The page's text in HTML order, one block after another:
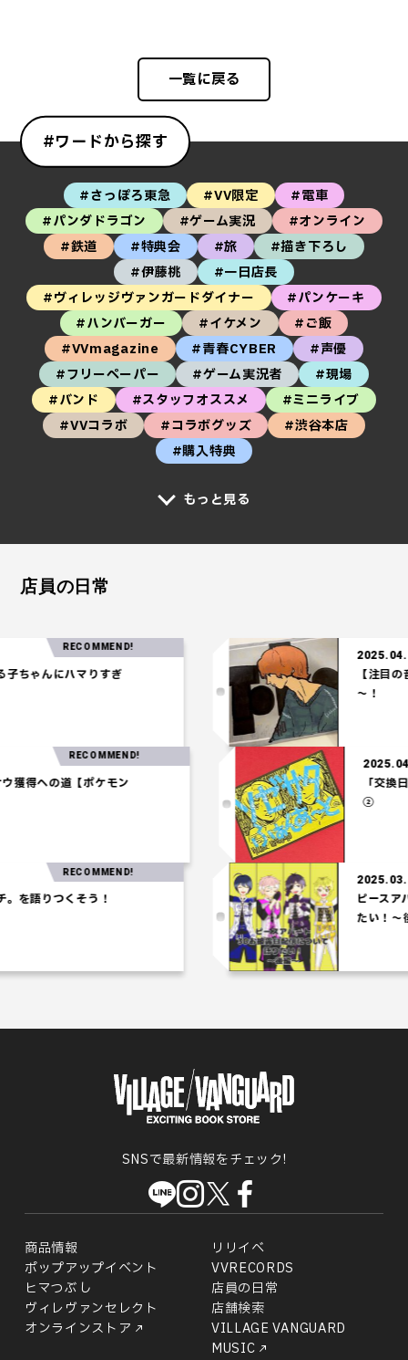
一覧に戻る
#ワードから探す
#さっぽろ東急 #VV限定
#電車
#パンダドラゴン
#ゲーム実況
#オンライン
#鉄道
#特典会 #旅
#描き下ろし
#伊藤桃
#一日店長
#ヴィレッジヴァンガードダイナー
#パンケーキ
#ハンバーガー
#イケメン
#ご飯
#VVmagazine
#青春CYBER
#声優
#フリーペーパー
#ゲーム実況者
#現場
#バンド
#スタッフオススメ
#ミニライブ
#VVコラボ
#コラボグッズ
#渋谷本店
#購入特典
もっと見る
店員の日常
んにハマりすぎ
RECOMMEND!
2025.04.24
【注目の音楽
～！
オウ獲得への道【ポケモン
RECOMMEND!
「
りつくそう！
RECOMMEND!
2025.03.06
ピースアパー
たい！～後編
SNSで最新情報をチェック!
商品情報
リリイベ
ポップアップイベント
VVRECORDS
ヒマつぶし
店員の日常
ヴィレヴァンセレクト
店舗検索
オンラインストア
VILLAGE VANGUARD
MUSIC